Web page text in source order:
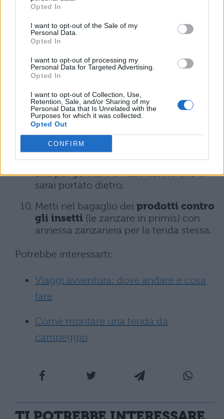
Opted In
I want to opt-out of the Sale of my
Personal Data.
Opted In
I want to opt-out of processing my
Personal Data for Targeted Advertising.
Opted In
I want to opt-out of Collection, Use,
Retention, Sale, and/or Sharing of my
Personal Data that Is Unrelated with the
Purposes for which it was collected.
Opted Out
CONFIRM
Importantissimo è il
Non ne va bene uno qualsiasi: sceglilo
in base alla stagione per evitare di
sentire troppo freddo o troppo caldo.
Metti nel bagaglio una
dimenticare un fornelletto, una padella
e qualche piatto e bicchiere di plastica
con annesse posate. Non dimenticare
unkit di primo soccorso
ferite, come un disinfettante, qualche
cerotto ed un analgesico. Ed ancora
corda, coltellino tascabile e pompa ad
aria per gonfiare il materassino che ti
sarai portato dietro.
Metti nel bagaglio dei prodotti contro
gli insetti (le zanzare in primis) con
annessa zanzariera per la tenda stessa.
Potrebbe interessarti:
Viaggi avventura: dove andare e cosa
fare
Come montare una tenda da
campeggio